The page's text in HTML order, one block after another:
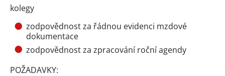
kolegy
zodpovědnost za řádnou evidenci mzdové
dokumentace
zodpovědnost za zpracování roční agendy
POŽADAVKY: